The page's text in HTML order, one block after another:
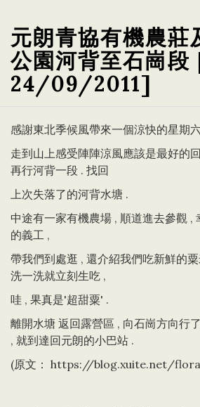
元朗青協有機農莊
公園河背至石崗段
24/09/2011]
感謝東北季候風帶來一個涼快的星期
走到山上感受陣陣涼風應該是最好的
再行河背一段 . 找回
上次失落了的河背水塘 .
中途有一家有機農場 , 順道進去參觀 ,
的義工 ,
帶我們到處逛 , 還介紹我們吃新鮮的
洗一洗就立刻生吃 ,
哇 , 果真是'超甜粟' .
離開水塘 返回露營區 , 向石崗方向行
, 就到達回元朗的小巴站 .
(原文： https://blog.xuite.net/